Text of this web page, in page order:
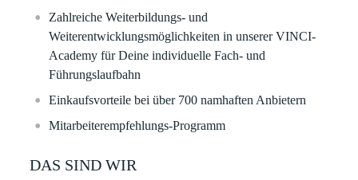
Zahlreiche Weiterbildungs- und
Weiterentwicklungsmöglichkeiten in unserer VINCI-
Academy für Deine individuelle Fach- und
Führungslaufbahn​​
Einkaufsvorteile bei über 700 namhaften Anbietern​​
Mitarbeiterempfehlungs-Programm ​
DAS SIND WIR